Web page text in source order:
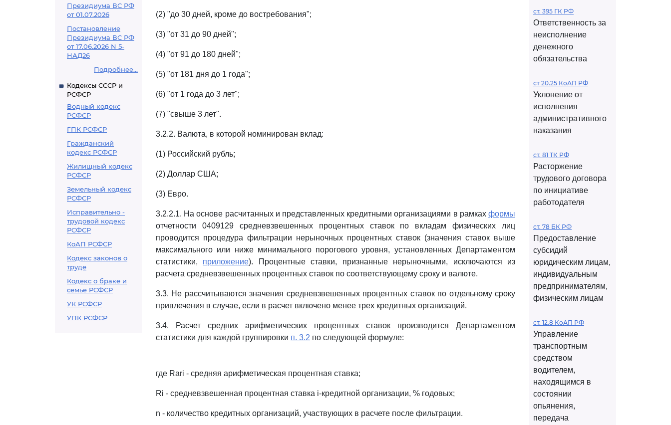
Президиума ВС РФ
от 01.07.2026
Постановление
Президиума ВС РФ
от 17.06.2026 N 5-
НАД26
Подробнее...
Кодексы СССР и
РСФСР
Водный кодекс
РСФСР
ГПК РСФСР
Гражданский
кодекс РСФСР
Жилищный кодекс
РСФСР
Земельный кодекс
РСФСР
Исправительно -
трудовой кодекс
РСФСР
КоАП РСФСР
Кодекс законов о
труде
Кодекс о браке и
семье РСФСР
УК РСФСР
УПК РСФСР
(2) "до 30 дней, кроме до востребования";
(3) "от 31 до 90 дней";
(4) "от 91 до 180 дней";
(5) "от 181 дня до 1 года";
(6) "от 1 года до 3 лет";
(7) "свыше 3 лет".
3.2.2. Валюта, в которой номинирован вклад:
(1) Российский рубль;
(2) Доллар США;
(3) Евро.
3.2.2.1. На основе расчитанных и представленных кредитными организациями в рамках формы
отчетности 0409129 средневзвешенных процентных ставок по вкладам физических лиц
проводится процедура фильтрации нерыночных процентных ставок (значения ставок выше
максимального или ниже минимального порогового уровня, установленных Департаментом
статистики, приложение). Процентные ставки, признанные нерыночными, исключаются из
расчета средневзвешенных процентных ставок по соответствующему сроку и валюте.
3.3. Не рассчитываются значения средневзвешенных процентных ставок по отдельному сроку
привлечения в случае, если в расчет включено менее трех кредитных организаций.
3.4. Расчет средних арифметических процентных ставок производится Департаментом
статистики для каждой группировки п. 3.2 по следующей формуле:
где Rari - средняя арифметическая процентная ставка;
Ri - средневзвешенная процентная ставка i-кредитной организации, % годовых;
n - количество кредитных организаций, участвующих в расчете после фильтрации.
ст. 395 ГК РФ
Ответственность за
неисполнение
денежного
обязательства
ст 20.25 КоАП РФ
Уклонение от
исполнения
административного
наказания
ст. 81 ТК РФ
Расторжение
трудового договора
по инициативе
работодателя
ст. 78 БК РФ
Предоставление
субсидий
юридическим лицам,
индивидуальным
предпринимателям,
физическим лицам
ст. 12.8 КоАП РФ
Управление
транспортным
средством
водителем,
находящимся в
состоянии
опьянения,
передача